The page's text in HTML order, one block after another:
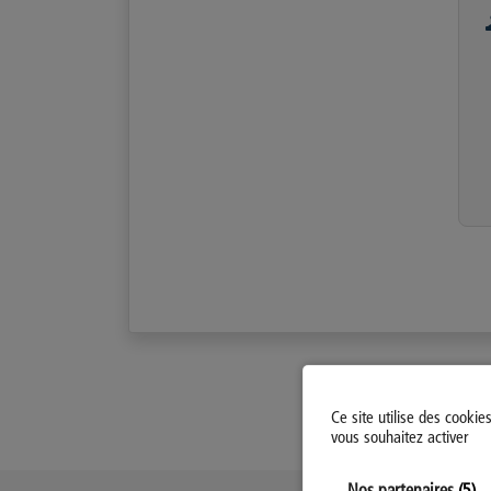
Ce site utilise des
vous souhaitez activer